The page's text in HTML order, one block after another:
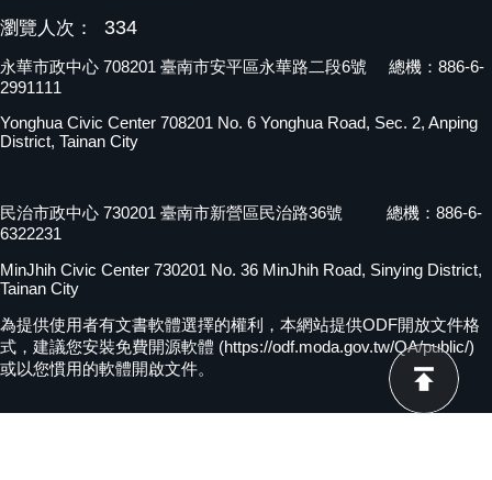
瀏覽人次： 334
永華市政中心 708201 臺南市安平區永華路二段6號 總機：886-6-
2991111
Yonghua Civic Center 708201 No. 6 Yonghua Road, Sec. 2, Anping
District, Tainan City
民治市政中心 730201 臺南市新營區民治路36號 總機：886-6-
6322231
MinJhih Civic Center 730201 No. 36 MinJhih Road, Sinying District,
Tainan City
為提供使用者有文書軟體選擇的權利，本網站提供ODF開放文件格
式，建議您安裝免費開源軟體 (https://odf.moda.gov.tw/QA/public/)
或以您慣用的軟體開啟文件。